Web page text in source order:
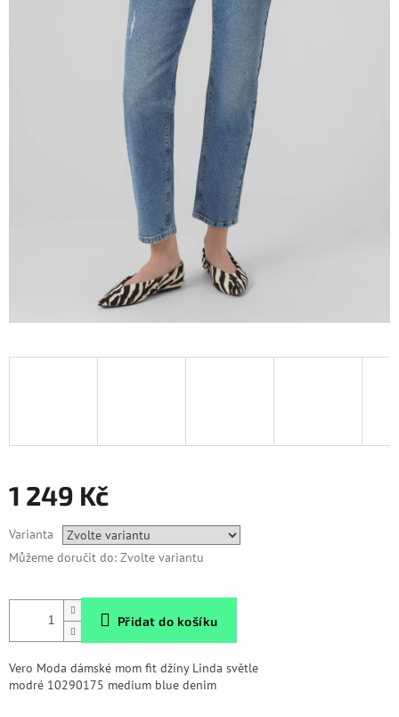
1 249 Kč
cena:
Varianta
Můžeme doručit do: Zvolte variantu
Přidat do košíku
Vero Moda dámské mom fit džíny Linda světle
modré 10290175 medium blue denim